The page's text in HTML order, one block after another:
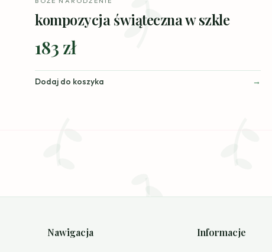
kompozycja świąteczna w szkle
183 zł
Dodaj do koszyka
Nawigacja Informacje